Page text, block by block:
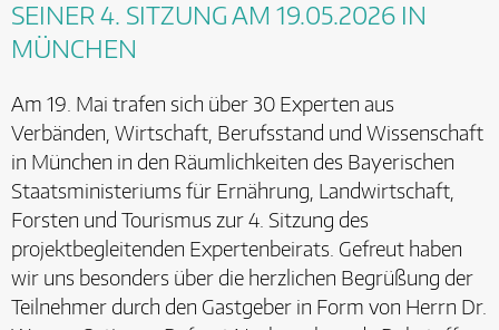
SEINER 4. SITZUNG AM 19.05.2026 IN
MÜNCHEN
Am 19. Mai trafen sich über 30 Experten aus
Verbänden, Wirtschaft, Berufsstand und Wissenschaft
in München in den Räumlichkeiten des Bayerischen
Staatsministeriums für Ernährung, Landwirtschaft,
Forsten und Tourismus zur 4. Sitzung des
projektbegleitenden Expertenbeirats. Gefreut haben
wir uns besonders über die herzlichen Begrüßung der
Teilnehmer durch den Gastgeber in Form von Herrn Dr.